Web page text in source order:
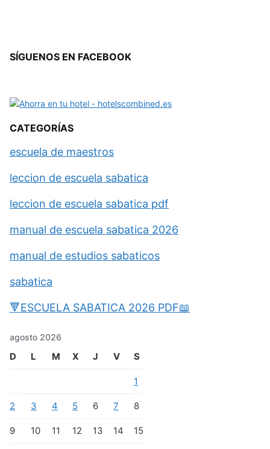
SÍGUENOS EN FACEBOOK
CATEGORÍAS
escuela de maestros
leccion de escuela sabatica
leccion de escuela sabatica pdf
manual de escuela sabatica 2026
manual de estudios sabaticos
sabatica
🔻ESCUELA SABATICA 2026 PDF📖
agosto 2026
D L M X J V S
1
2 3 4 5 6 7 8
9 10 11 12 13 14 15